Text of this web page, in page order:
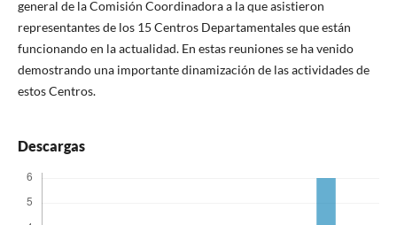
general de la Comisión Coordinadora a la que asistieron
representantes de los 15 Centros Departamentales que están
funcionando en la actualidad. En estas reuniones se ha venido
demostrando una importante dinamización de las actividades de
estos Centros.
Descargas